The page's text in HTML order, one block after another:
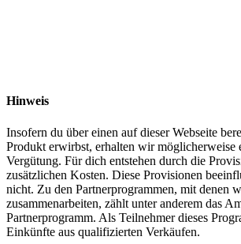
Hinweis
Insofern du über einen auf dieser Webseite
Produkt erwirbst, erhalten wir möglicherweise
Vergütung. Für dich entstehen durch die
zusätzlichen Kosten. Diese Provisionen
nicht. Zu den Partnerprogrammen, mit denen
zusammenarbeiten, zählt unter anderem das
Partnerprogramm. Als Teilnehmer dieses
Einkünfte aus qualifizierten Verkäufen.